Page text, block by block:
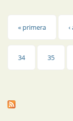
Páginas
« primera
34 35